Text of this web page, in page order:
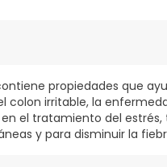
propiedades que
colon irritable, la
el tratamiento del
y para disminuir la